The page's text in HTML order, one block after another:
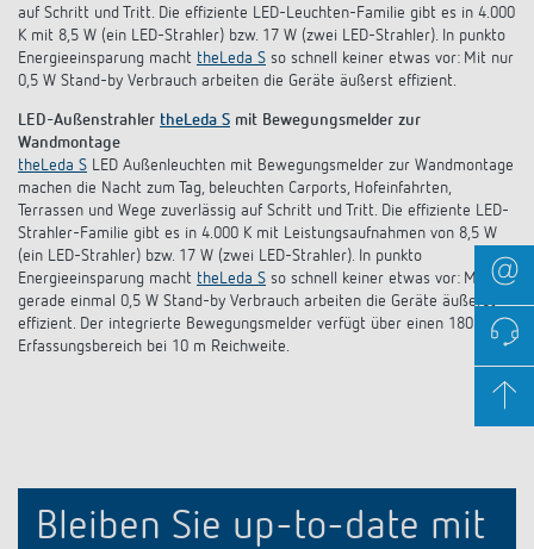
auf Schritt und Tritt. Die effiziente LED-Leuchten-Familie gibt es in 4.000
K mit 8,5 W (ein LED-Strahler) bzw. 17 W (zwei LED-Strahler). In punkto
Energieeinsparung macht theLeda S so schnell keiner etwas vor: Mit nur
0,5 W Stand-by Verbrauch arbeiten die Geräte äußerst effizient.
LED-Außenstrahler theLeda S mit Bewegungsmelder zur
Wandmontage
theLeda S LED Außenleuchten mit Bewegungsmelder zur Wandmontage
machen die Nacht zum Tag, beleuchten Carports, Hofeinfahrten,
Terrassen und Wege zuverlässig auf Schritt und Tritt. Die effiziente LED-
Strahler-Familie gibt es in 4.000 K mit Leistungsaufnahmen von 8,5 W
(ein LED-Strahler) bzw. 17 W (zwei LED-Strahler). In punkto
Energieeinsparung macht theLeda S so schnell keiner etwas vor: Mit
gerade einmal 0,5 W Stand-by Verbrauch arbeiten die Geräte äußerst
effizient. Der integrierte Bewegungsmelder verfügt über einen 180°
Erfassungsbereich bei 10 m Reichweite.
Bleiben Sie up-to-date mit